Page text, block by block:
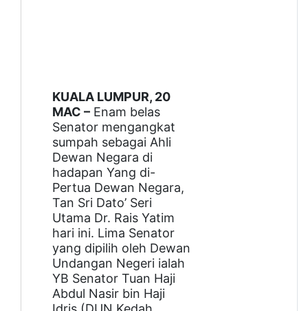
KUALA LUMPUR, 20
MAC –Enam belas
Senator mengangkat
sumpah sebagai Ahli
Dewan Negara di
hadapan Yang di-
Pertua Dewan Negara,
Tan Sri Dato’ Seri
Utama Dr. Rais Yatim
hari ini. Lima Senator
yang dipilih oleh Dewan
Undangan Negeri ialah
YB Senator Tuan Haji
Abdul Nasir bin Haji